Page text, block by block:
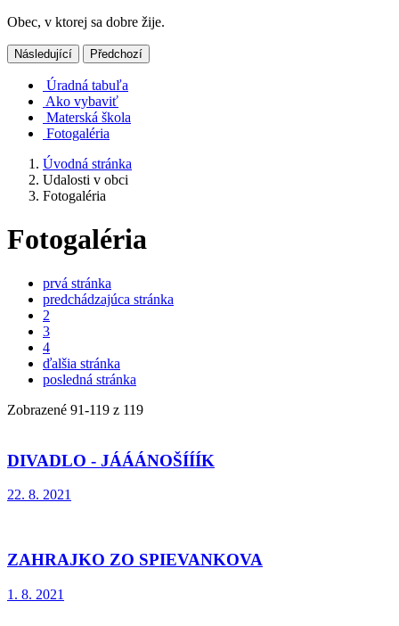
Obec, v ktorej sa dobre žije.
Následující Předchozí
Úradná tabuľa
Ako vybaviť
Materská škola
Fotogaléria
Úvodná stránka
Udalosti v obci
Fotogaléria
Fotogaléria
prvá stránka
predchádzajúca stránka
2
3
4
ďalšia stránka
posledná stránka
Zobrazené 91-119 z 119
DIVADLO - JÁÁÁNOŠÍÍÍK
22. 8. 2021
ZAHRAJKO ZO SPIEVANKOVA
1. 8. 2021